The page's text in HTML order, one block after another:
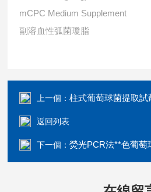
mCPC Medium Supplement
副溶血性弧菌瓊脂
上一個：柱式葡萄球菌提取試
返回列表
下一個：熒光PCR法**色葡萄球